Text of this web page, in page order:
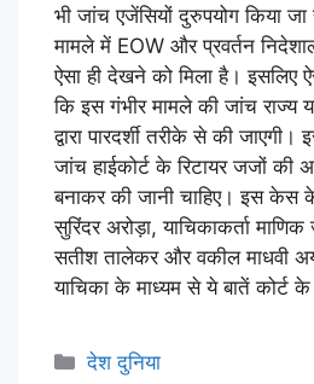
भी जांच एजेंसियों दुरुपयोग किया
मामले में EOW और प्रवर्तन
ऐसा ही देखने को मिला है। इसलिए
कि इस गंभीर मामले की जांच राज्य
द्वारा पारदर्शी तरीके से की
जांच हाईकोर्ट के रिटायर जजों की
बनाकर की जानी चाहिए। इस केस
सुरिंदर अरोड़ा, याचिकाकर्ता
सतीश तालेकर और वकील माधवी
याचिका के माध्यम से ये बातें कोर्ट
देश दुनिया